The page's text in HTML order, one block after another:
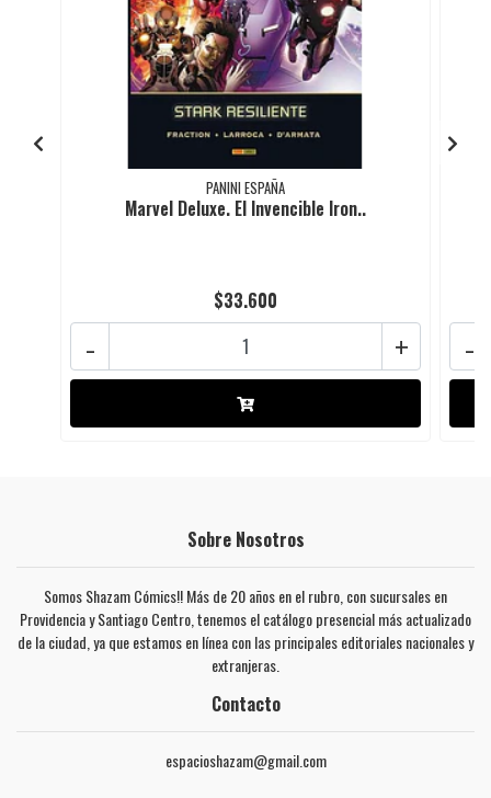
PANINI ESPAÑA
Marvel Deluxe. El Invencible Iron..
$33.600
+
- -
Sobre Nosotros
Somos Shazam Cómics!! Más de 20 años en el rubro, con sucursales en
Providencia y Santiago Centro, tenemos el catálogo presencial más actualizado
de la ciudad, ya que estamos en línea con las principales editoriales nacionales y
extranjeras.
Contacto
espacioshazam@gmail.com